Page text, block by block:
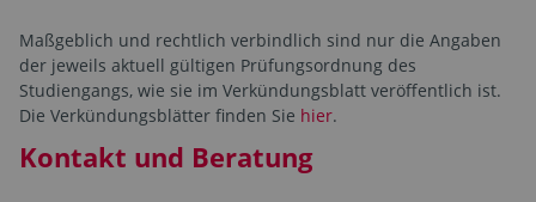
Maßgeblich und rechtlich verbindlich sind nur die Angaben
der jeweils aktuell gültigen Prüfungsordnung des
Studiengangs, wie sie im Verkündungsblatt veröffentlich ist.
Die Verkündungsblätter finden Sie hier.
Kontakt und Beratung